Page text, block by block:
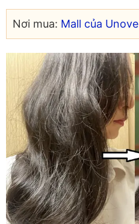
Nơi mua: Mall của Unove